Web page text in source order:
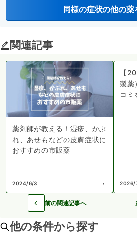
同様の症状の他の薬
関連記事
薬剤師が教える！湿疹、かぶ
れ、あせもなどの皮膚症状に
おすすめの市販薬
2024/6/3
【
製薬
コミ
2026/
前の関連記事へ
他の条件から探す